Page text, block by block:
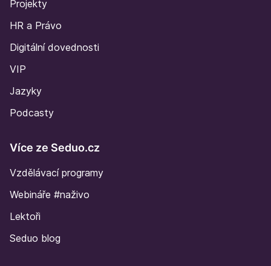
Projekty
HR a Právo
Digitální dovednosti
VIP
Jazyky
Podcasty
Více ze Seduo.cz
Vzdělávací programy
Webináře #naživo
Lektoři
Seduo blog